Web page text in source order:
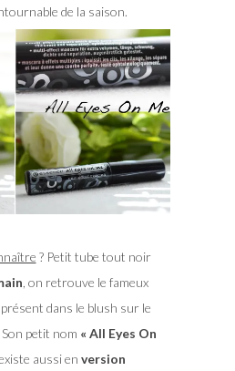
de la saison.
? Petit tube tout noir
, on retrouve le fameux
dans le blush sur le
petit nom « All Eyes On
aussi en version